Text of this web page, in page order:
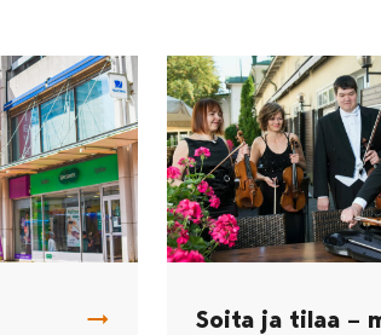
Soita ja tilaa –